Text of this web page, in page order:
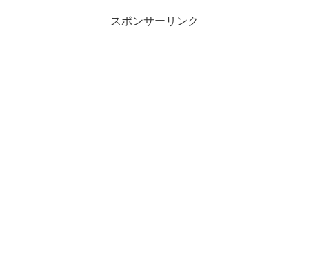
スポンサーリンク